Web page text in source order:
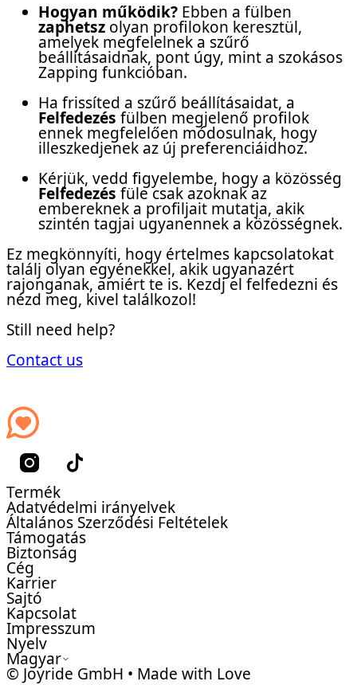
Hogyan működik? Ebben a fülben
zaphetsz olyan profilokon keresztül,
amelyek megfelelnek a szűrő
beállításaidnak, pont úgy, mint a szokásos
Zapping funkcióban.
Ha frissíted a szűrő beállításaidat, a
Felfedezés fülben megjelenő profilok
ennek megfelelően módosulnak, hogy
illeszkedjenek az új preferenciáidhoz.
Kérjük, vedd figyelembe, hogy a közösség
Felfedezés füle csak azoknak az
embereknek a profiljait mutatja, akik
szintén tagjai ugyanennek a közösségnek.
Ez megkönnyíti, hogy értelmes kapcsolatokat
találj olyan egyénekkel, akik ugyanazért
rajonganak, amiért te is. Kezdj el felfedezni és
nézd meg, kivel találkozol!
Still need help?
Contact us
Termék
Adatvédelmi irányelvek
Általános Szerződési Feltételek
Támogatás
Biztonság
Cég
Karrier
Sajtó
Kapcsolat
Impresszum
Nyelv
Magyar
© Joyride GmbH • Made with Love